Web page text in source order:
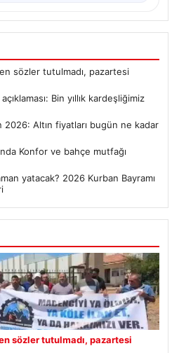
sözler tutulmadı, pazartesi
Bin yıllık kardeşliğimiz
2026: Altın fiyatları bugün ne kadar
Konfor ve bahçe mutfağı
yatacak? 2026 Kurban Bayramı
sözler tutulmadı, pazartesi